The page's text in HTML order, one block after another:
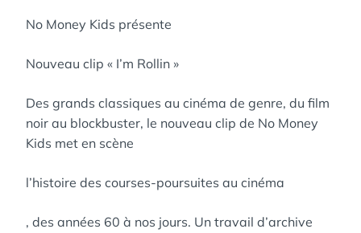
No Money Kids présente
Nouveau clip « I’m Rollin »
Des grands classiques au cinéma de genre, du film
noir au blockbuster, le nouveau clip de No Money
Kids met en scène
l’histoire des courses-poursuites au cinéma
, des années 60 à nos jours. Un travail d’archive